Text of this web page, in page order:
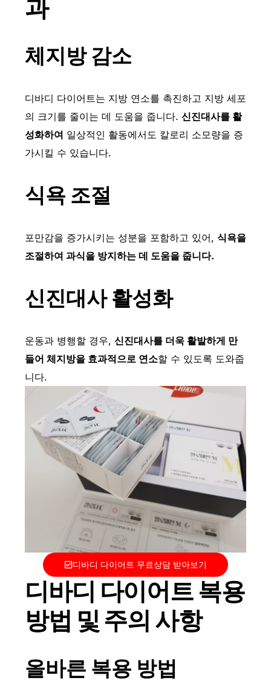
과
체지방 감소
디바디 다이어트는 지방 연소를 촉진하고 지방 세포
의 크기를 줄이는 데 도움을 줍니다. 신진대사를 활
성화하여 일상적인 활동에서도 칼로리 소모량을 증
가시킬 수 있습니다.
식욕 조절
포만감을 증가시키는 성분을 포함하고 있어, 식욕을
조절하여 과식을 방지하는 데 도움을 줍니다.
신진대사 활성화
운동과 병행할 경우, 신진대사를 더욱 활발하게 만
들어 체지방을 효과적으로 연소할 수 있도록 도와줍
니다.
디바디 다이어트 무료상담 받아보기
디바디 다이어트 복용
방법 및 주의 사항
올바른 복용 방법